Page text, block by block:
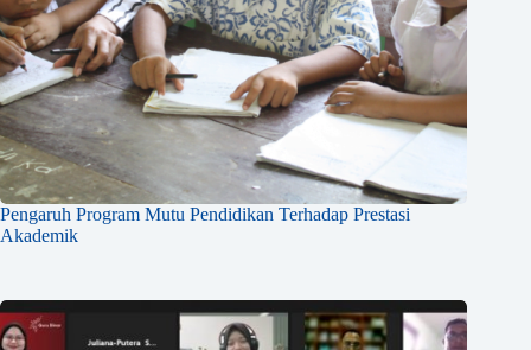
Pengaruh Program Mutu Pendidikan Terhadap Prestasi
Akademik